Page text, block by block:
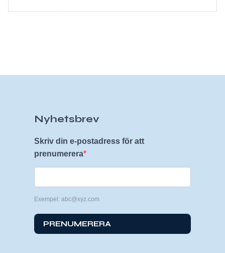
Nyhetsbrev
Skriv din e-postadress för att
prenumerera
Exempel: abc@xyz.com
PRENUMERERA